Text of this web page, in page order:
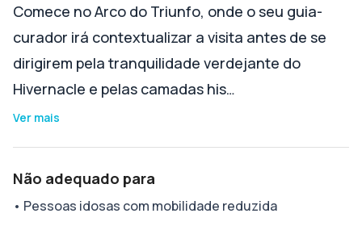
Comece no Arco do Triunfo, onde o seu guia-
curador irá contextualizar a visita antes de se
dirigirem pela tranquilidade verdejante do
Hivernacle e pelas camadas his…
Ver mais
Não adequado para
• Pessoas idosas com mobilidade reduzida